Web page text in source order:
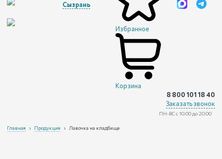
Сызрань
Избранное
Корзина
8 800 101 18 40
Заказать звонок
ПН-ВС с 10:00 до 20:00
Главная › Продукция › Лавочка на кладбище